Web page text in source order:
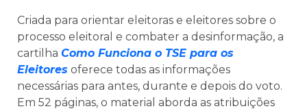
Criada para orientar eleitoras e eleitores sobre o
processo eleitoral e combater a desinformação, a
cartilha Como Funciona o TSE para os
Eleitores oferece todas as informações
necessárias para antes, durante e depois do voto.
Em 52 páginas, o material aborda as atribuições